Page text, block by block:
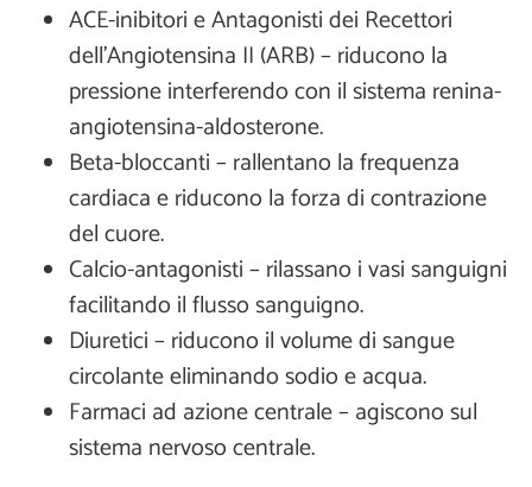
ACE-inibitori e Antagonisti dei Recettori
dell'Angiotensina II (ARB) – riducono la
pressione interferendo con il sistema renina-
angiotensina-aldosterone.
Beta-bloccanti – rallentano la frequenza
cardiaca e riducono la forza di contrazione
del cuore.
Calcio-antagonisti – rilassano i vasi sanguigni
facilitando il flusso sanguigno.
Diuretici – riducono il volume di sangue
circolante eliminando sodio e acqua.
Farmaci ad azione centrale – agiscono sul
sistema nervoso centrale.